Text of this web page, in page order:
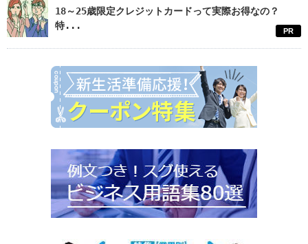
18～25歳限定クレジットカードって実際お得なの？
特...
PR